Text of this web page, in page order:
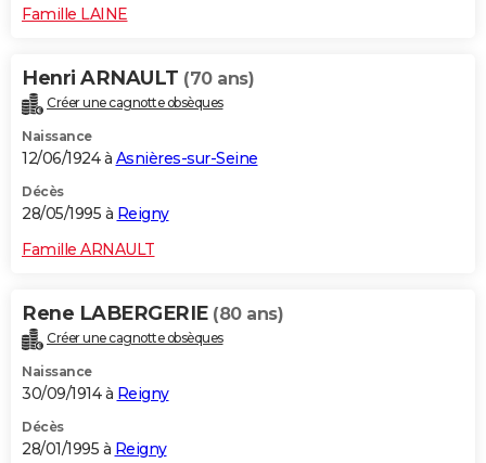
Famille LAINE
Henri ARNAULT (70 ans)
Créer une cagnotte obsèques
Naissance
12/06/1924 à Asnières-sur-Seine
Décès
28/05/1995 à Reigny
Famille ARNAULT
Rene LABERGERIE (80 ans)
Créer une cagnotte obsèques
Naissance
30/09/1914 à Reigny
Décès
28/01/1995 à Reigny